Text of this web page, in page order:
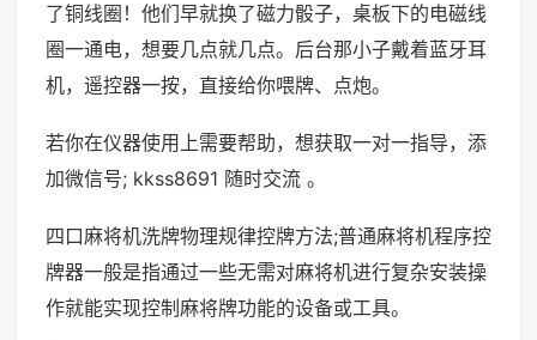
了铜线圈！他们早就换了磁力骰子，桌板下的电磁线
圈一通电，想要几点就几点。后台那小子戴着蓝牙耳
机，遥控器一按，直接给你喂牌、点炮。
若你在仪器使用上需要帮助，想获取一对一指导，添
加微信号; kkss8691 随时交流 。
四口麻将机洗牌物理规律控牌方法;普通麻将机程序控
牌器一般是指通过一些无需对麻将机进行复杂安装操
作就能实现控制麻将牌功能的设备或工具。